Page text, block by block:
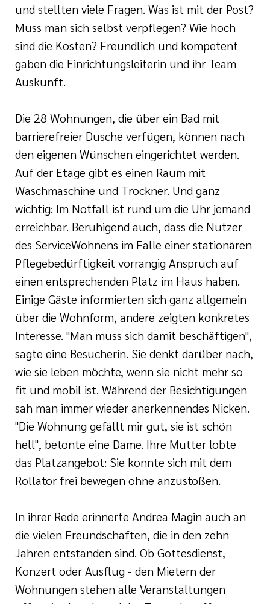
und stellten viele Fragen. Was ist mit der Post?
Muss man sich selbst verpflegen? Wie hoch
sind die Kosten? Freundlich und kompetent
gaben die Einrichtungsleiterin und ihr Team
Auskunft.
Die 28 Wohnungen, die über ein Bad mit
barrierefreier Dusche verfügen, können nach
den eigenen Wünschen eingerichtet werden.
Auf der Etage gibt es einen Raum mit
Waschmaschine und Trockner. Und ganz
wichtig: Im Notfall ist rund um die Uhr jemand
erreichbar. Beruhigend auch, dass die Nutzer
des ServiceWohnens im Falle einer stationären
Pflegebedürftigkeit vorrangig Anspruch auf
einen entsprechenden Platz im Haus haben.
Einige Gäste informierten sich ganz allgemein
über die Wohnform, andere zeigten konkretes
Interesse. "Man muss sich damit beschäftigen",
sagte eine Besucherin. Sie denkt darüber nach,
wie sie leben möchte, wenn sie nicht mehr so
fit und mobil ist. Während der Besichtigungen
sah man immer wieder anerkennendes Nicken.
"Die Wohnung gefällt mir gut, sie ist schön
hell", betonte eine Dame. Ihre Mutter lobte
das Platzangebot: Sie konnte sich mit dem
Rollator frei bewegen ohne anzustoßen.
In ihrer Rede erinnerte Andrea Magin auch an
die vielen Freundschaften, die in den zehn
Jahren entstanden sind. Ob Gottesdienst,
Konzert oder Ausflug - den Mietern der
Wohnungen stehen alle Veranstaltungen